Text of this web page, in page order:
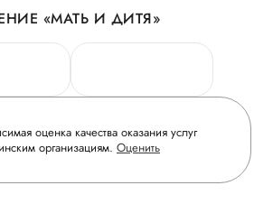
«МАТЬ И ДИТЯ»
оценка качества оказания услуг
организациям. Оценить